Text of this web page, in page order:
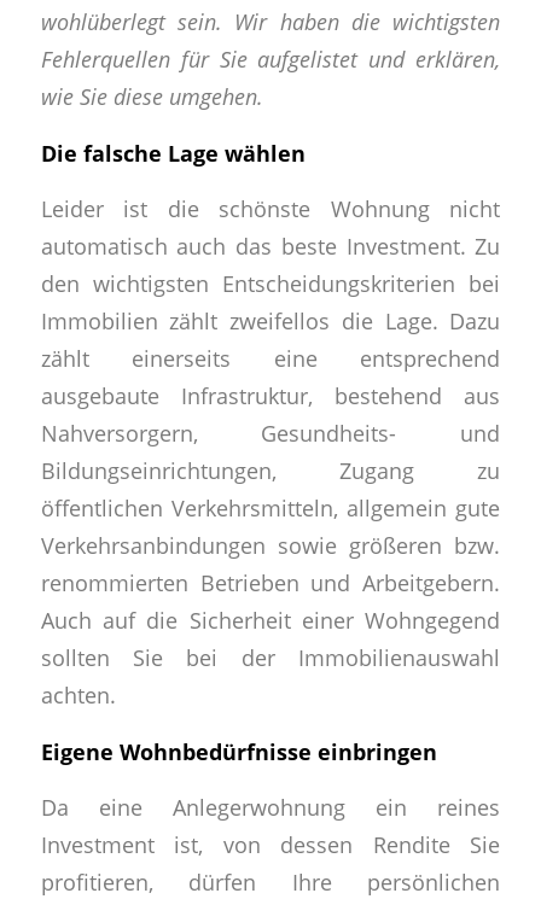
wohlüberlegt sein. Wir haben die wichtigsten
Fehlerquellen für Sie aufgelistet und erklären,
wie Sie diese umgehen.
Die falsche Lage wählen
Leider ist die schönste Wohnung nicht
automatisch auch das beste Investment. Zu
den wichtigsten Entscheidungskriterien bei
Immobilien zählt zweifellos die Lage. Dazu
zählt einerseits eine entsprechend
ausgebaute Infrastruktur, bestehend aus
Nahversorgern, Gesundheits- und
Bildungseinrichtungen, Zugang zu
öffentlichen Verkehrsmitteln, allgemein gute
Verkehrsanbindungen sowie größeren bzw.
renommierten Betrieben und Arbeitgebern.
Auch auf die Sicherheit einer Wohngegend
sollten Sie bei der Immobilienauswahl
achten.
Eigene Wohnbedürfnisse einbringen
Da eine Anlegerwohnung ein reines
Investment ist, von dessen Rendite Sie
profitieren, dürfen Ihre persönlichen